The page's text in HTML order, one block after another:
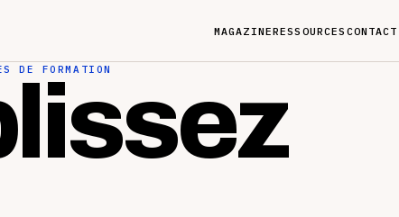
MAGAZINERESSOURCES CONTACT
DE FORMATION